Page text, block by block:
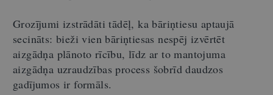
Grozījumi izstrādāti tādēļ, ka bāriņtiesu aptaujā
secināts: bieži vien bāriņtiesas nespēj izvērtēt
aizgādņa plānoto rīcību, līdz ar to mantojuma
aizgādņa uzraudzības process šobrīd daudzos
gadījumos ir formāls.